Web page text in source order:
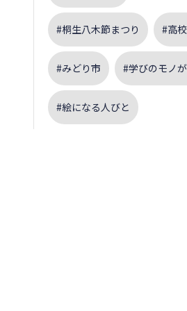
#桐生八木節まつり #高
#みどり市 #学びのモノ
#絵になる人びと